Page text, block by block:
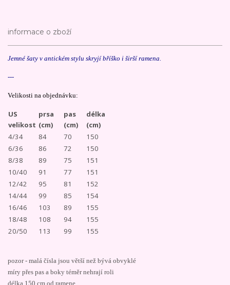
informace o zboží
Jemné šaty v antickém stylu skryjí bříško i širší ramena.
---
Velikosti na objednávku:
US
velikost
prsa
(cm)
pas
(cm)
délka
(cm)
4/34
84 70
150
6/36
86 72
150
8/38
89 75
151
10/40
91 77
151
12/42
95 81
152
14/44
99 85
154
16/46
103 89
155
18/48
108 94
155
20/50
113 99 155
pozor - malá čísla jsou větší než bývá obvyklé
míry přes pas a boky téměr nehrají roli
délka 150 cm od ramene